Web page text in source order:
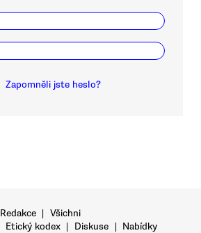
Zapomněli jste heslo?
Redakce | Všichni
Etický kodex | Diskuse | Nabídky